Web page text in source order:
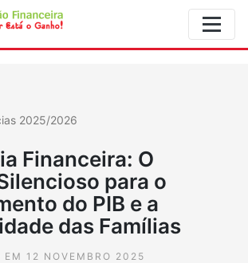
2025/2026
Financeira: O
para o
do PIB e a
das Famílias
EM 12 NOVEMBRO 2025